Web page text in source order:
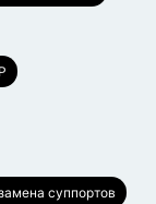
суппортов